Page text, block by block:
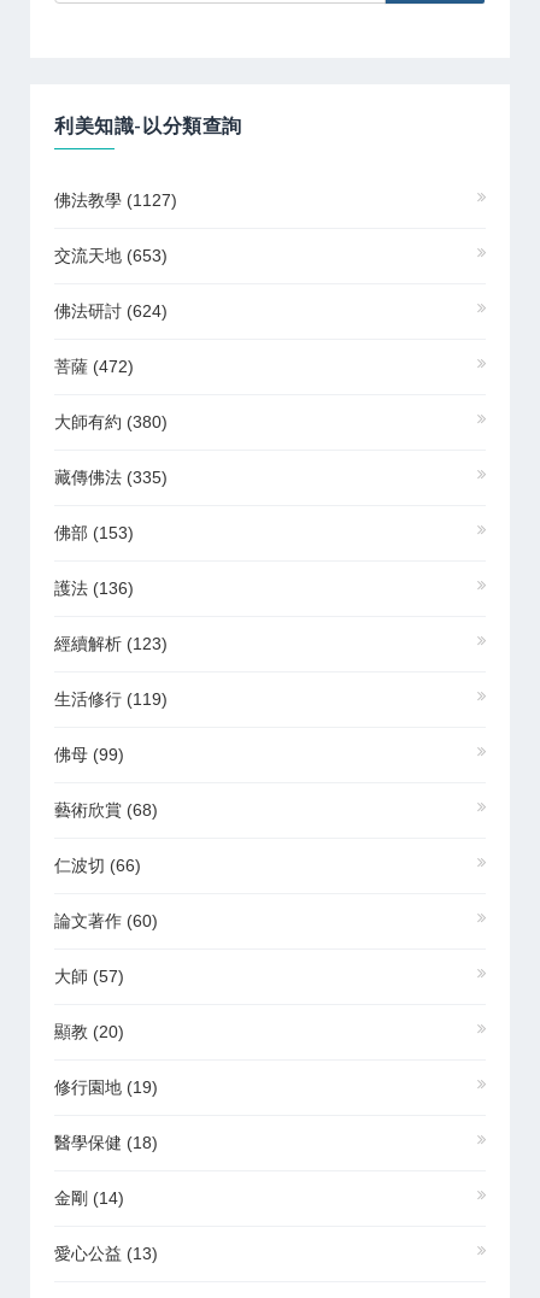
利美知識-以分類查詢
佛法教學 (1127)
交流天地 (653)
佛法研討 (624)
菩薩 (472)
大師有約 (380)
藏傳佛法 (335)
佛部 (153)
護法 (136)
經續解析 (123)
生活修行 (119)
佛母 (99)
藝術欣賞 (68)
仁波切 (66)
論文著作 (60)
大師 (57)
顯教 (20)
修行園地 (19)
醫學保健 (18)
金剛 (14)
愛心公益 (13)